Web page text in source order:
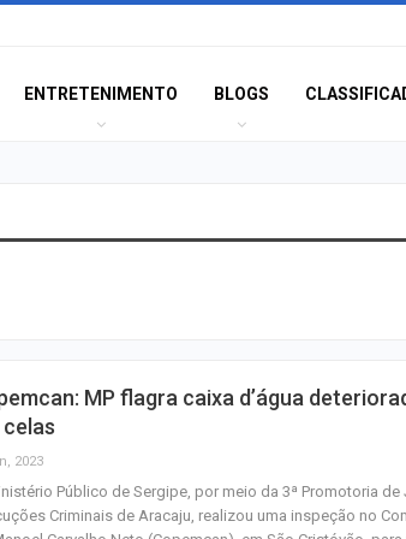
ENTRETENIMENTO BLOGS
MP flagra caixa d’água
2023
Público de Sergipe, por meio da 3ª Promotoria
Criminais de Aracaju, realizou uma inspeção no